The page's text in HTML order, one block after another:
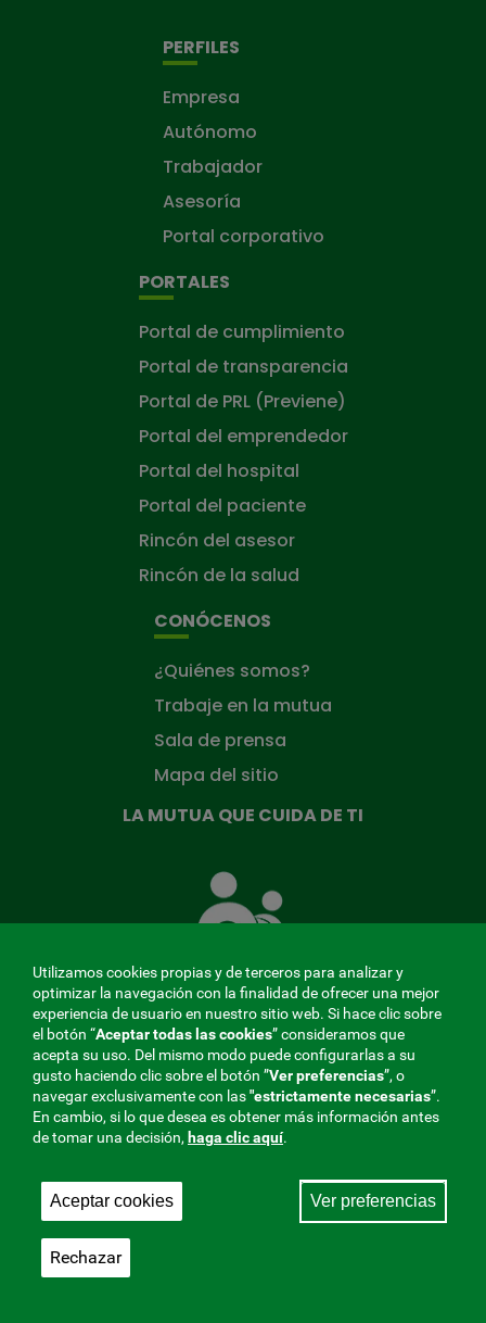
PERFILES
Empresa
Autónomo
Trabajador
Asesoría
Portal corporativo
PORTALES
Portal de cumplimiento
Portal de transparencia
Portal de PRL (Previene)
Portal del emprendedor
Portal del hospital
Portal del paciente
Rincón del asesor
Rincón de la salud
CONÓCENOS
¿Quiénes somos?
Trabaje en la mutua
Sala de prensa
Mapa del sitio
LA MUTUA QUE CUIDA DE TI
Mutua
que
ti
MENÚ
REDES
SOCIALES
V20
Aviso legal|Privacidad
Mutua Colaboradora con la Seguridad Social, 275.
Utilizamos cookies propias y de terceros para analizar y
optimizar la navegación con la finalidad de ofrecer una mejor
experiencia de usuario en nuestro sitio web. Si hace clic sobre
el botón “Aceptar todas las cookies” consideramos que
acepta su uso. Del mismo modo puede configurarlas a su
gusto haciendo clic sobre el botón ”Ver preferencias”, o
navegar exclusivamente con las"estrictamentenecesarias”.
En cambio, si lo que desea es obtener más información antes
de tomar una decisión, haga clic aquí.
Aceptar cookies Ver preferencias
Rechazar